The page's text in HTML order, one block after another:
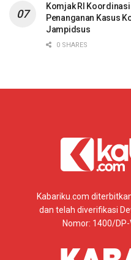
Komjak RI
Penanganan Kasus
Jampidsus
0 SHARES
Kabariku.com
dan telah diverifikasi
Nomor: 1400/